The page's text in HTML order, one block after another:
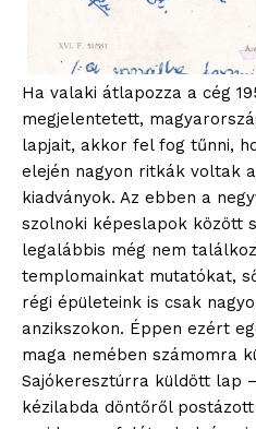
Ha valaki átlapozza a cég
megjelentetett,
lapjait, akkor fel fog tűnni,
elején nagyon ritkák voltak
kiadványok. Az ebben a
szolnoki képeslapok között
legalábbis még nem
templomainkat mutatókat,
régi épületeink is csak
anzikszokon. Éppen ezért
maga nemében számomra
Sajókeresztúrra küldött lap
kézilabda döntőről